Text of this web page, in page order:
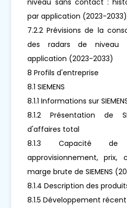
par application (2023-2033)
7.2.2 Prévisions de la
des radars de niveau
application (2023-2033)
8 Profils d'entreprise
8.1 SIEMENS
8.1.1 Informations sur
8.1.2 Présentation de
d'affaires total
8.1.3 Capacité
approvisionnement,
marge brute de SIEMENS
8.1.4 Description des produits
8.1.5 Développement récent